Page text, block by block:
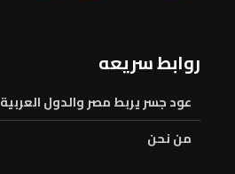
روابط سريعه
عود جسر يربط مصر والدول العربية
من نحن